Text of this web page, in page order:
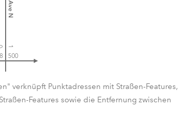
verknüpft Punktadressen mit Straßen-Features,
Features sowie die Entfernung zwischen